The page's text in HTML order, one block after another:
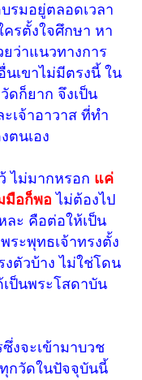
รมอยู่ตลอดเวลา
รตั้งใจศึกษา หา
ว่าแนวทางการ
นเขาไม่มีตรงนี้ ใน
ดก็ยาก จึงเป็น
เจ้าอาวาส ที่ทำ
ตนเอง
ไม่มากหรอก แค่
มือก็พอ ไม่ต้องไป
ละ คือต่อให้เป็น
ะพุทธเจ้าทรงตั้ง
ตัวบ้าง ไม่ใช่โดน
เป็นพระโสดาบัน
งจะเข้ามาบวช
กวัดในปัจจุบันนี้